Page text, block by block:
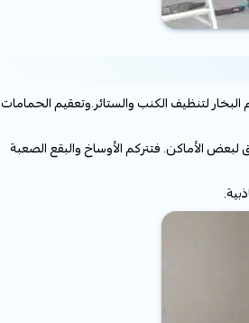
لتنظيف الكنب والستائر.وتعقيم الحمامات
لبعض الأماكن. فتتركم الأوساخ والبقع الصعبة